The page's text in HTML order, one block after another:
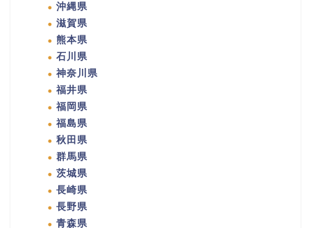
沖縄県
滋賀県
熊本県
石川県
神奈川県
福井県
福岡県
福島県
秋田県
群馬県
茨城県
長崎県
長野県
青森県